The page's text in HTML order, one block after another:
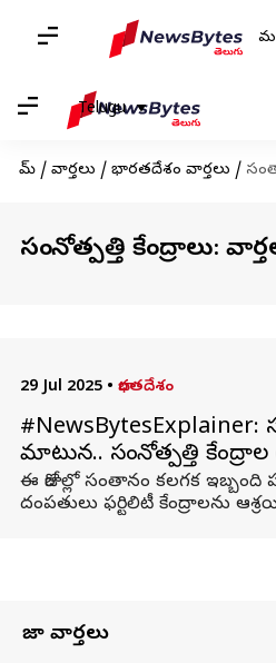
Telugu
హోమ్ / వార్తలు / భారతదేశం వార్తలు /
సంతానోత్పత్తి కేంద్రాలు:
29 Jul 2025 • భారతదేశం
#NewsBytesExplainer:
మాటున.. సంతానోత్పత్తి
ఈ రోజుల్లో సంతానం కలగక ఇబ్బంది
దంపతులు ఫర్టిలిటీ కేంద్రాలను
తాజా వార్తలు